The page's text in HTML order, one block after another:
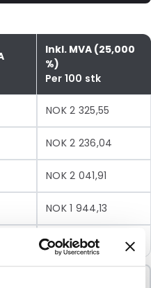
Inkl. MVA (25,000
%)
Per 100 stk
NOK 2 325,55
NOK 2 236,04
NOK 2 041,91
NOK 1 944,13
NOK 1 895,84